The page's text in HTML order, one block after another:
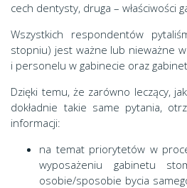
cech dentysty, druga – właściwości
Wszystkich respondentów
stopniu) jest ważne lub nieważne
i personelu w gabinecie oraz
Dzięki temu, że zarówno leczący,
dokładnie takie same pytania,
informacji:
na temat priorytetów w
wyposażeniu gabinetu
osobie/sposobie bycia